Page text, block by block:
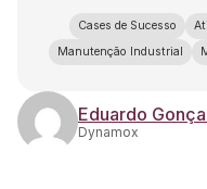
Cases de Sucesso
Manutenção Industrial
Eduardo
Dynamox